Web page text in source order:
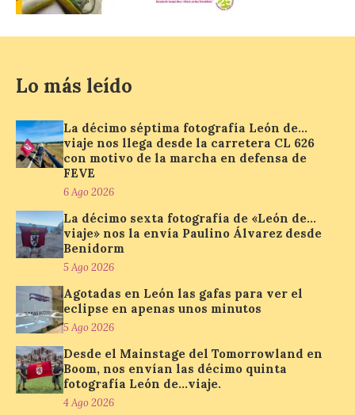
incorpora un amplio
calendario de actividades
todos los públicos. La
Bañeza inauguró en la tarde de este
martes 4 de agosto una nueva edición de
su tradicional Mercado Medieval, que
hasta el próximo 6 […]
Un viaje a la Antigüedad:
el Museo del Prado
propone un recorrido por
obras de su Colección de
inspiración clásica
6 Ago 2026
Al hilo del estreno de La
Odisea de Christopher
Nolan. La pieza de vídeo
Lo más leído
La décimo séptima fotografía León de…
viaje nos llega desde la carretera CL 626
con motivo de la marcha en defensa de
FEVE
6 Ago 2026
La décimo sexta fotografía de «León de…
viaje» nos la envía Paulino Álvarez desde
Benidorm
5 Ago 2026
Agotadas en León las gafas para ver el
eclipse en apenas unos minutos
5 Ago 2026
Desde el Mainstage del Tomorrowland en
Boom, nos envían las décimo quinta
fotografía León de…viaje.
4 Ago 2026